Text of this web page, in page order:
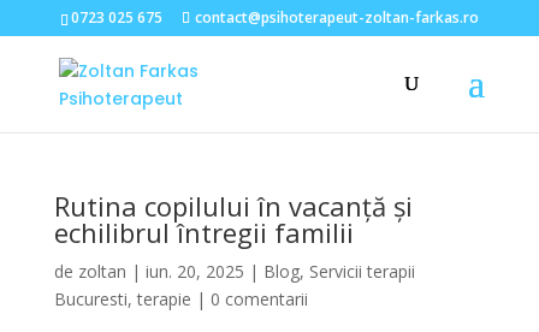
0723 025 675 contact@psihoterapeut-zoltan-farkas.ro
Rutina copilului în vacanță și
echilibrul întregii familii
de zoltan | iun. 20, 2025 | Blog, Servicii terapii
Bucuresti,terapie | 0 comentarii